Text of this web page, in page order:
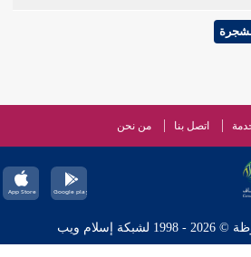
اتصل بنا من نحن
إسلام ويب